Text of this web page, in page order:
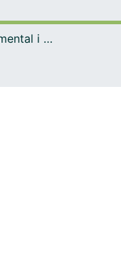
tot el DD
Infermeria Fonamental i Clínica